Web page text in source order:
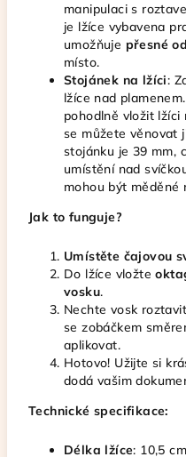
manipulaci s
je lžíce vybavena
umožňuje přesné
místo.
Stojánek na lžíci:
lžíce nad
pohodlně vložit lžíci
se můžete věnovat
stojánku je 39 mm,
umístění nad
mohou být měděné
Jak to funguje?
Umístěte čajovou
Do lžíce vložte
vosku.
Nechte vosk
se zobáčkem
aplikovat.
Hotovo! Užijte si
dodá vašim
Technické specifikace:
Délka lžíce: 10,5 cm